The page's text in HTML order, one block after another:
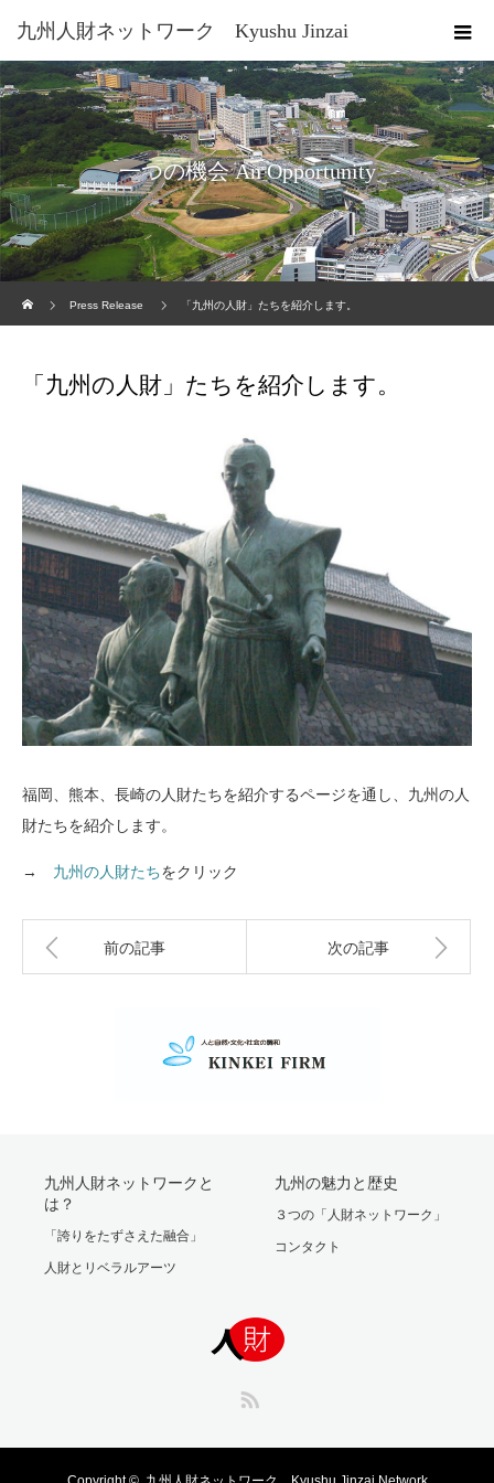
九州人財ネットワーク Kyushu Jinzai
Network
一つの機会 An Opportunity
Press Release
「九州の人財」たちを紹介します。
「九州の人財」たちを紹介します。
福岡、熊本、長崎の人財たちを紹介するページを通し、九州の人
財たちを紹介します。
→ 九州の人財たちをクリック
前の記事 次の記事
九州人財ネットワークと
は？
「誇りをたずさえた融合」
人財とリベラルアーツ
九州の魅力と歴史
３つの「人財ネットワーク」
コンタクト